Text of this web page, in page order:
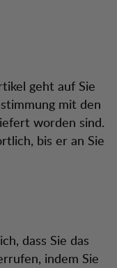
geht auf Sie
mit den
worden sind.
bis er an Sie
dass Sie das
indem Sie